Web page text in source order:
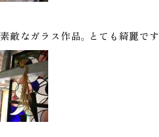
素敵なガラス作品。とても綺麗です